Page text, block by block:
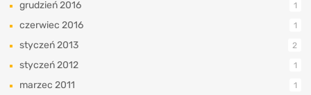
grudzień 2016 1
czerwiec 2016 1
styczeń 2013 2
styczeń 2012 1
marzec 2011 1